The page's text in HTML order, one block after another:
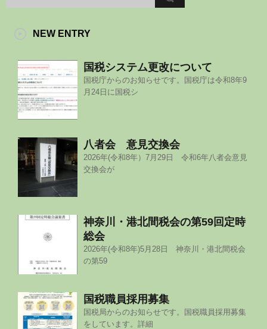
NEW ENTRY
国税システム更改について
国税庁からのお知らせです。国税庁は令和8年9
月24日に国税シ
八者会 意見交換会
2026年(令和8年）7月29日 令和6年八者会意見
交換会が
神奈川・港北間税会の第59回定時
総会
2026年(令和8年)5月28日 神奈川・港北間税会
の第59
国税職員採用募集
国税局からのお知らせです。国税職員採用募集
をしています。詳細